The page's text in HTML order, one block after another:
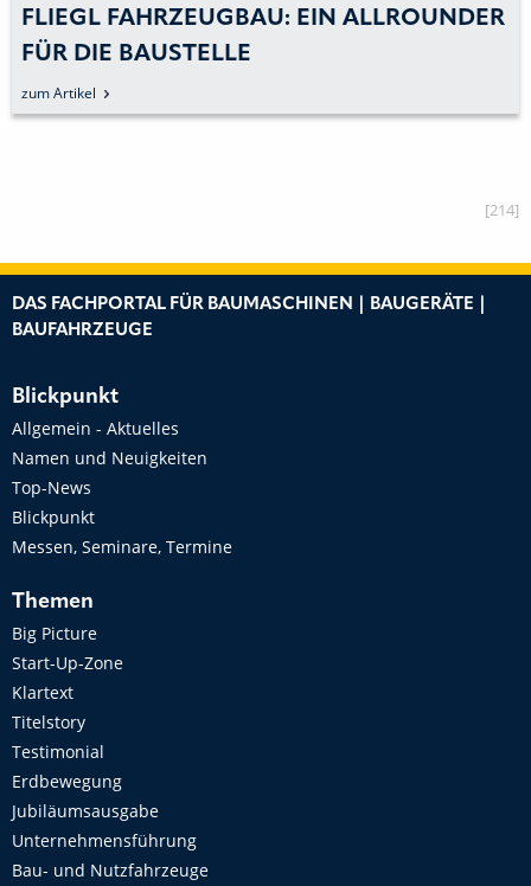
ALLROUNDER
FLIEGL FAHRZEUGBAU:
»SCHATZTRÄGER« FÜR
[214]
DAS FACHPORTAL FÜR BAUMASCHINEN | BAUGERÄTE |
BAUFAHRZEUGE
Blickpunkt
Allgemein - Aktuelles
Namen und Neuigkeiten
Top-News
Blickpunkt
Messen, Seminare, Termine
Themen
Big Picture
Start-Up-Zone
Klartext
Titelstory
Testimonial
Erdbewegung
Jubiläumsausgabe
Unternehmensführung
Bau- und Nutzfahrzeuge